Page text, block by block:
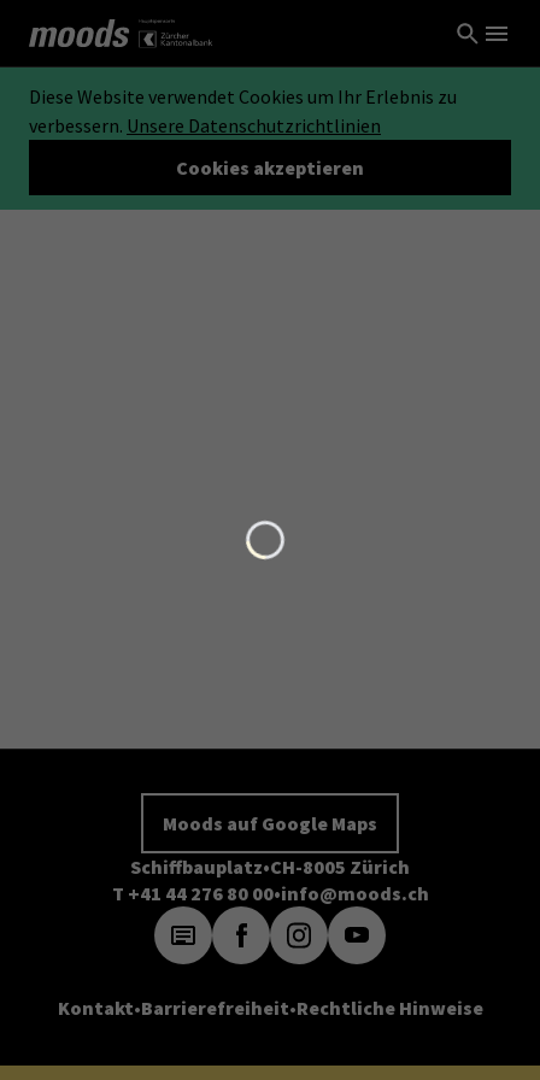
Diese Website verwendet Cookies um Ihr Erlebnis zu
verbessern. Unsere Datenschutzrichtlinien
Cookies akzeptieren
Moods auf Google Maps
Schiffbauplatz CH-8005 Zürich
T +41 44 276 80 00 info@moods.ch
Kontakt Barrierefreiheit Rechtliche Hinweise